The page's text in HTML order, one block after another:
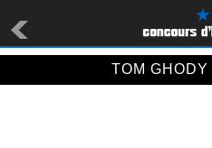
TOM GHODY